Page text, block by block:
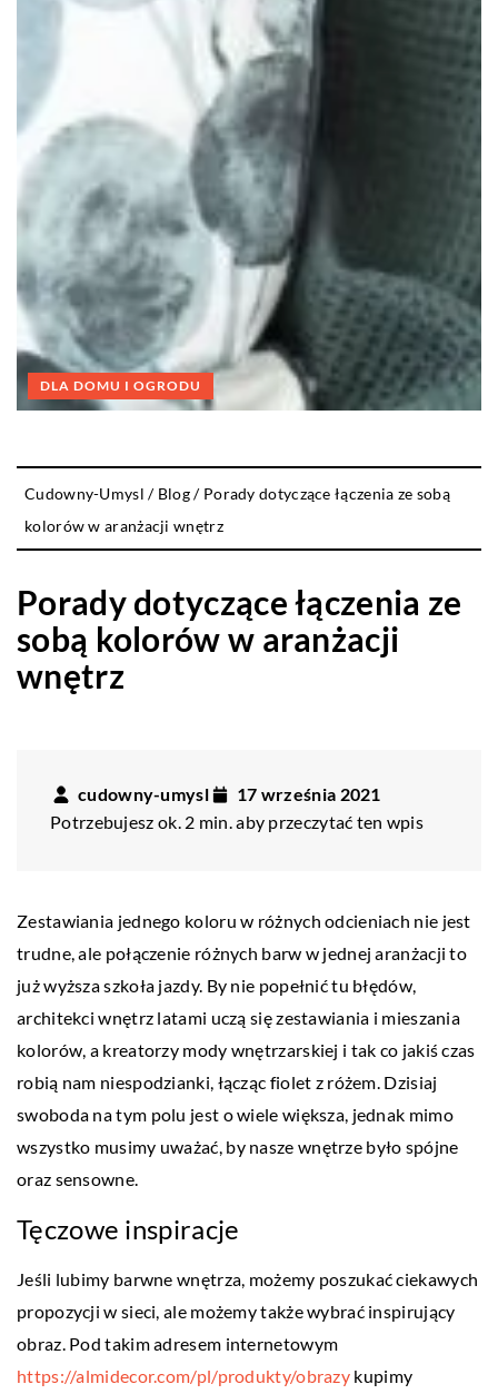
DLA DOMU I OGRODU
Cudowny-Umysl / Blog/ Porady dotyczące łączenia ze sobą
kolorów w aranżacji wnętrz
Porady dotyczące łączenia ze
sobą kolorów w aranżacji
wnętrz
cudowny-umysl
17 września 2021
Potrzebujesz ok. 2 min. aby przeczytać ten wpis
Zestawiania jednego koloru w różnych odcieniach nie jest
trudne, ale połączenie różnych barw w jednej aranżacji to
już wyższa szkoła jazdy. By nie popełnić tu błędów,
architekci wnętrz latami uczą się zestawiania i mieszania
kolorów, a kreatorzy mody wnętrzarskiej i tak co jakiś czas
robią nam niespodzianki, łącząc fiolet z różem. Dzisiaj
swoboda na tym polu jest o wiele większa, jednak mimo
wszystko musimy uważać, by nasze wnętrze było spójne
oraz sensowne.
Tęczowe inspiracje
Jeśli lubimy barwne wnętrza, możemy poszukać ciekawych
propozycji w sieci, ale możemy także wybrać inspirujący
obraz. Pod takim adresem internetowym
https://almidecor.com/pl/produkty/obrazy kupimy